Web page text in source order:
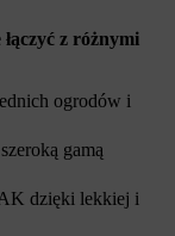
z różnymi
ogrodów i
gamą
AK dzięki lekkiej i